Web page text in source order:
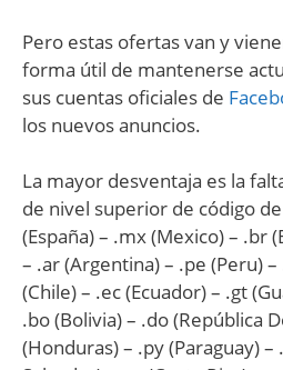
Pero estas ofertas van y
forma útil de mantenerse
sus cuentas oficiales de
los nuevos anuncios.
La mayor desventaja es la
de nivel superior de código
(España) – .mx (Mexico) – .br
– .ar (Argentina) – .pe (Peru)
(Chile) – .ec (Ecuador) – .gt
.bo (Bolivia) – .do (República
(Honduras) – .py (Paraguay) –